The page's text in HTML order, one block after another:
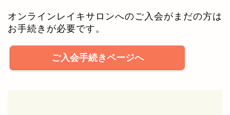
オンラインレイキサロンへのご入会がまだの方は
お手続きが必要です。
ご入会手続きページへ